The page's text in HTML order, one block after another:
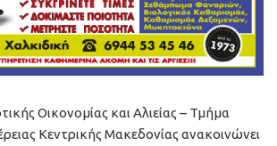
Οικονομίας και Αλιείας – Τμήμα
Κεντρικής Μακεδονίας ανακοινώνει